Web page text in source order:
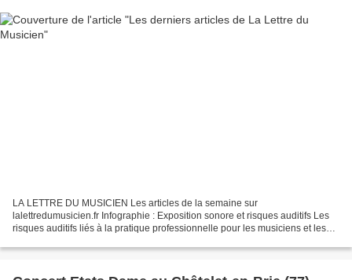
LA LETTRE DU MUSICIEN Les articles de la semaine sur
lalettredumusicien.fr Infographie : Exposition sonore et risques auditifs Les
risques auditifs liés à la pratique professionnelle pour les musiciens et les